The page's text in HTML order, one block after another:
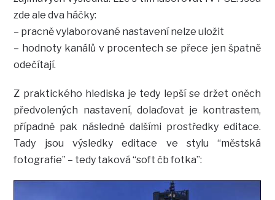
zde ale dva háčky:
– pracně vylaborované nastavení nelze uložit
– hodnoty kanálů v procentech se přece jen špatně
odečítají.
Z praktického hlediska je tedy lepší se držet oněch
předvolených nastavení, dolaďovat je kontrastem,
případně pak následně dalšími prostředky editace.
Tady jsou výsledky editace ve stylu “městská
fotografie” – tedy taková “soft čb fotka”: